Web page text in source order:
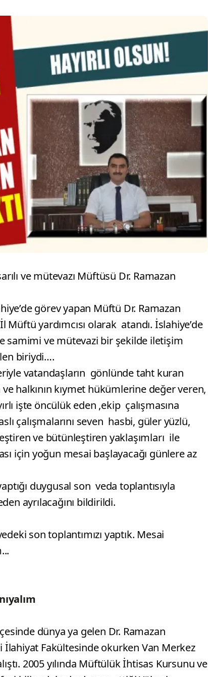
ve mütevazı Müftüsü Dr. Ramazan
görev yapan Müftü Dr. Ramazan
Müftü yardımcısı olarak atandı. İslahiye’de
samimi ve mütevazi bir şekilde iletişim
biriydi….
vatandaşların gönlünde taht kuran
ve halkının kıymet hükümlerine değer veren,
işte öncülük eden ,ekip çalışmasına
çalışmalarını seven hasbi, güler yüzlü,
ve bütünleştiren yaklaşımları ile
için yoğun mesai başlayacağı günlere az
duygusal son veda toplantısıyla
ayrılacağını bildirildi.
son toplantımızı yaptık. Mesai
dünya ya gelen Dr. Ramazan
İlahiyat Fakültesinde okurken Van Merkez
2005 yılında Müftülük İhtisas Kursunu ve